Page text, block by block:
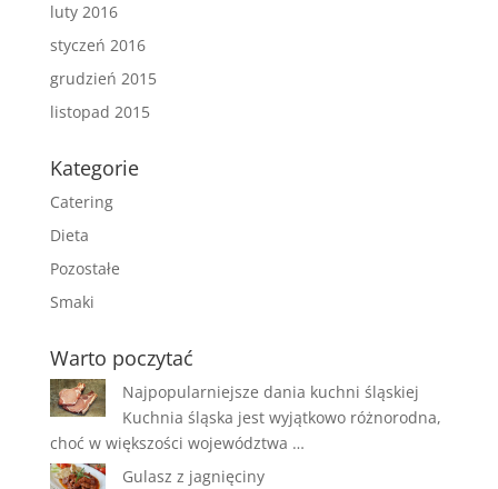
luty 2016
styczeń 2016
grudzień 2015
listopad 2015
Kategorie
Catering
Dieta
Pozostałe
Smaki
Warto poczytać
Najpopularniejsze dania kuchni śląskiej
Kuchnia śląska jest wyjątkowo różnorodna,
choć w większości województwa …
Gulasz z jagnięciny